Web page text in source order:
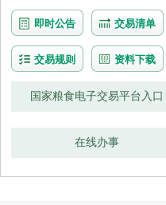
即时公告 交易清单
交易规则 资料下载
国家粮食电子交易平台入口
在线办事